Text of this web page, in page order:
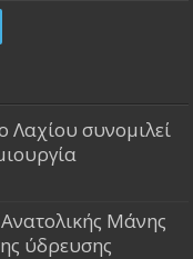
Λαχίου συνομιλεί
Μάνης
ύδρευσης